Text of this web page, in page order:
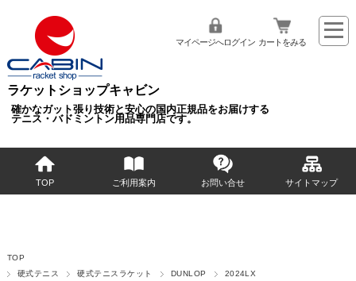
ラケットショップキャビン
確かなガット張り技術と安心の国内正規品をお届けする
テニス・バドミントン用品専門店です。
マイページへログイン カートをみる
TOP ご利用案内 お問い合せ サイトマップ
TOP
硬式テニス
硬式テニスラケット DUNLOP 2024LX